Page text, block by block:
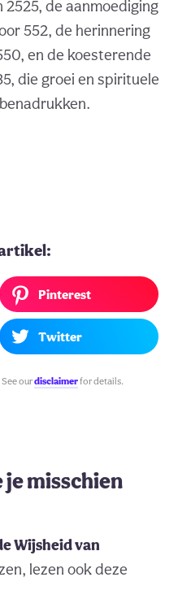
de aanmoediging
552, de herinnering
en de koesterende
die groei en spirituele
Pinterest
Twitter
ourdisclaimerfor details.
misschien
Wijsheid van
lezen ook deze